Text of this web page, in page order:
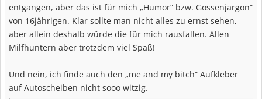
:
entgangen, aber das ist für mich „Humor“ bzw. Gossenjargon“
von 16jährigen. Klar sollte man nicht alles zu ernst sehen,
aber allein deshalb würde die für mich rausfallen. Allen
Milfhuntern aber trotzdem viel Spaß!
Und nein, ich finde auch den „me and my bitch“ Aufkleber
auf Autoscheiben nicht sooo witzig.